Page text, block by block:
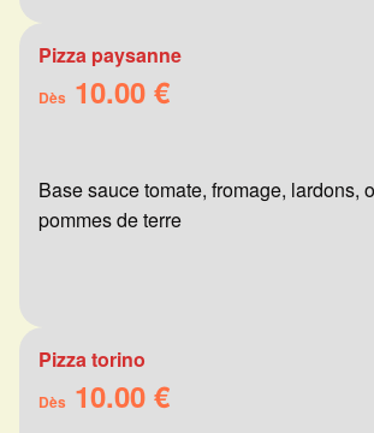
Pizza paysanne
Dès 10.00 €
Base sauce tomate, fromage, lardons,
pommes de terre
Pizza torino
Dès 10.00 €